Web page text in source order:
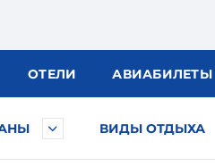
ОТЕЛИ АВИАБИЛЕТЫ
ВИДЫ ОТДЫХА